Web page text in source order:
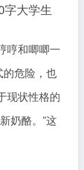
大学生
哼和唧唧一
的危险，也
现状性格的
奶酪。”这